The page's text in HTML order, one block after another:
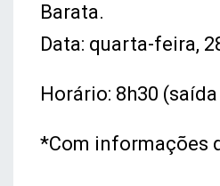
Barata.
Data: quarta-feira,
Horário: 8h30
*Com informações